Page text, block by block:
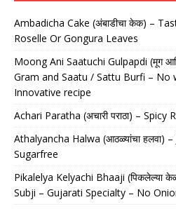
Ambadicha Cake (अंबाडीचा केक) –
Roselle Or Gongura Leaves
Moong Ani Saatuchi Gulpapdi (मूग
Gram and Saatu / Sattu Burfi – No
Innovative recipe
Achari Paratha (अचारी पराठा) –
Athalyancha Halwa (आठळ्यांचा हलवा)
Sugarfree
Pikalelya Kelyachi Bhaaji (पिकलेल्या
Subji – Gujarati Specialty – No